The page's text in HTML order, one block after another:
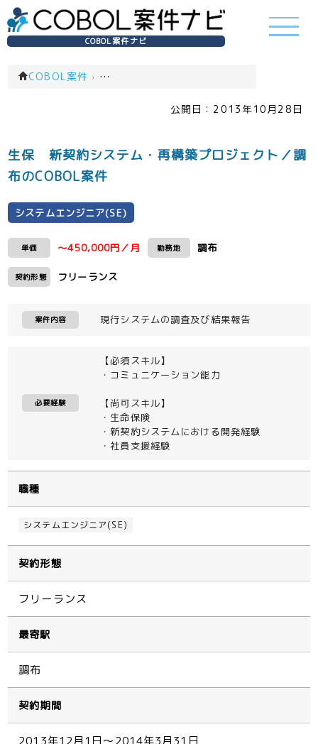
COBOL案件ナビ
COBOL案件 › システムエンジニア(SE)(一覧)
公開日： 2013年10月28日
生保 新契約システム・再構築プロジェクト／調
布のCOBOL案件
システムエンジニア(SE)
単価 ～450,000円／月 勤務地 調布
契約形態 フリーランス
案件内容 現行システムの調査及び結果報告
必要経験
【必須スキル】
・コミュニケーション能力
【尚可スキル】
・生命保険
・新契約システムにおける開発経験
・社員支援経験
職種
システムエンジニア(SE)
契約形態
フリーランス
最寄駅
調布
契約期間
2013年12月1日～2014年3月31日